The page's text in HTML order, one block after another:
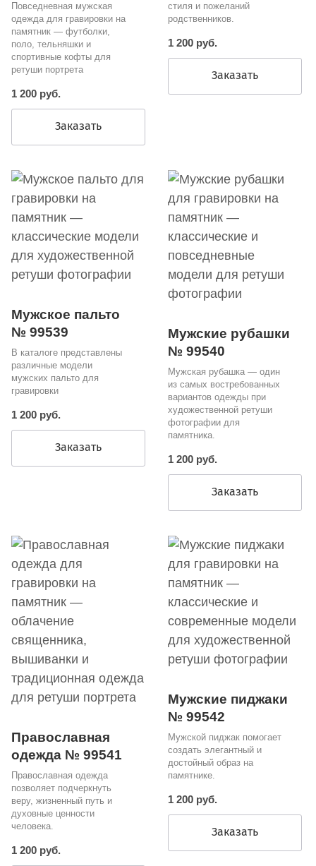
Повседневная мужская
одежда для гравировки на
памятник — футболки,
поло, тельняшки и
спортивные кофты для
ретуши портрета
1 200 руб.
Заказать
стиля и пожеланий
родственников.
1 200 руб.
Заказать
Мужское пальто
№ 99539
В каталоге представлены
различные модели
мужских пальто для
гравировки
1 200 руб.
Заказать
Мужские рубашки
№ 99540
Мужская рубашка — один
из самых востребованных
вариантов одежды при
художественной ретуши
фотографии для
памятника.
1 200 руб.
Заказать
Православная
одежда № 99541
Православная одежда
позволяет подчеркнуть
веру, жизненный путь и
духовные ценности
человека.
1 200 руб.
Мужские пиджаки
№ 99542
Мужской пиджак помогает
создать элегантный и
достойный образ на
памятнике.
1 200 руб.
Заказать